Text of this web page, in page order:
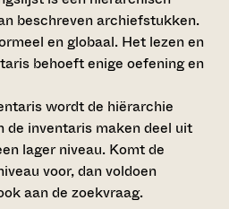
beschreven archiefstukken.
en globaal. Het lezen en
behoeft enige oefening en
wordt de hiërarchie
de inventaris maken deel uit
lager niveau. Komt de
voor, dan voldoen
aan de zoekvraag.